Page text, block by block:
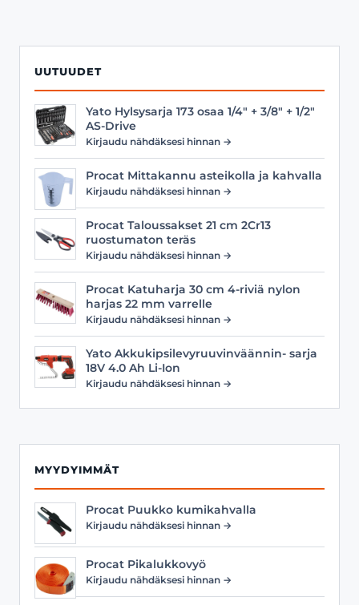
UUTUUDET
Yato Hylsysarja 173 osaa 1/4" + 3/8" + 1/2"
AS-Drive
Kirjaudu nähdäksesi hinnan →
Procat Mittakannu asteikolla ja kahvalla
Kirjaudu nähdäksesi hinnan →
Procat Taloussakset 21 cm 2Cr13
ruostumaton teräs
Kirjaudu nähdäksesi hinnan →
Procat Katuharja 30 cm 4-riviä nylon
harjas 22 mm varrelle
Kirjaudu nähdäksesi hinnan →
Yato Akkukipsilevyruuvinväännin- sarja
18V 4.0 Ah Li-Ion
Kirjaudu nähdäksesi hinnan →
MYYDYIMMÄT
Procat Puukko kumikahvalla
Kirjaudu nähdäksesi hinnan →
Procat Pikalukkovyö
Kirjaudu nähdäksesi hinnan →